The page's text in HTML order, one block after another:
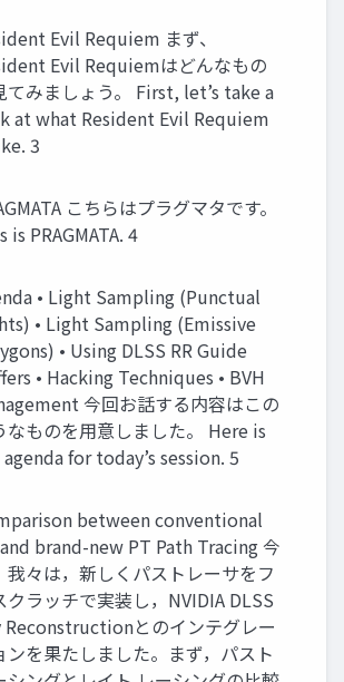
Evil Requiem まず、
Evil Requiemはどんなもの
てみましょう。 First, let’s take a
at what Resident Evil Requiem
3
こちらはプラグマタです。
is PRAGMATA. 4
• Light Sampling (Punctual
• Light Sampling (Emissive
• Using DLSS RR Guide
• Hacking Techniques • BVH
今回お話する内容はこの
なものを用意しました。 Here is
for today’s session. 5
between conventional
brand-new PT Path Tracing 今
我々は，新しくパストレーサをフ
クラッチで実装し，NVIDIA DLSS
Reconstructionとのインテグレー
ンを果たしました。まず，パスト